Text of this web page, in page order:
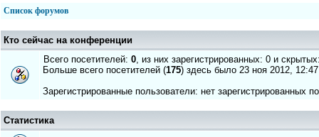
Список форумов
Кто сейчас на конференции
Всего посетителей: 0, из них зарегистрированных: 0 и
Больше всего посетителей (175) здесь было 23 ноя 2012, 12:47
Зарегистрированные пользователи: нет зарегистрированных
Статистика